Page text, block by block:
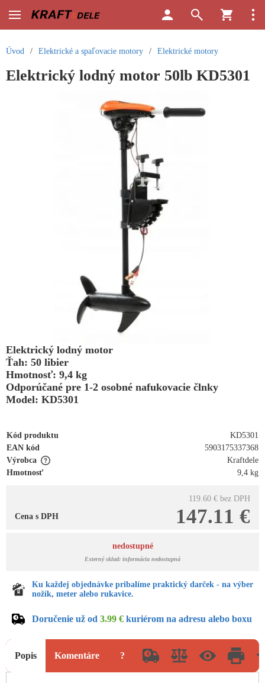
Úvod / Elektrické a spaľovacie motory / Elektrické motory
Elektrický lodný motor 50lb KD5301
Elektrický lodný motor
Ťah: 50 libier
Hmotnosť: 9,4 kg
Odporúčané pre 1-2 osobné nafukovacie člnky
Model: KD5301
Kód produktu
KD5301
EAN kód
5903175337368
Výrobca
Kraftdele
Hmotnosť
9,4 kg
119.60 € bez DPH
147.11 €
Cena s DPH
nedostupné
Externý sklad: informácia nedostupná
Ku každej objednávke pribalíme praktický darček - na výber
nožík, meter alebo rukavice.
Doručenie už od 3.99 € kuriérom na adresu alebo boxu
Popis Komentáre ?